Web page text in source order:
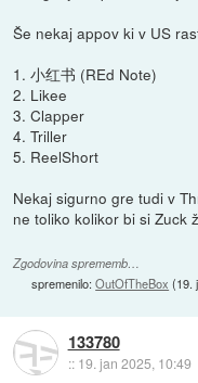
Še nekaj appov ki v US
1. 小红书 (REd Note)
2. Likee
3. Clapper
4. Triller
5. ReelShort
Nekaj sigurno gre tudi v
ne toliko kolikor bi si Zuck
Zgodovina sprememb…
spremenilo:OutOfTheBox (19.
133780
:: 19. jan 2025, 10:49